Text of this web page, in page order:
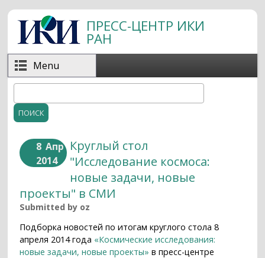
Перейти к основному содержанию
ПРЕСС-ЦЕНТР ИКИ
РАН
Menu
Форма поиска
8 Апр
2014
Круглый стол
"Исследование космоса:
новые задачи, новые
проекты" в СМИ
Submitted by oz
Подборка новостей по итогам круглого стола 8
апреля 2014 года «Космические исследования:
новые задачи, новые проекты» в пресс-центре